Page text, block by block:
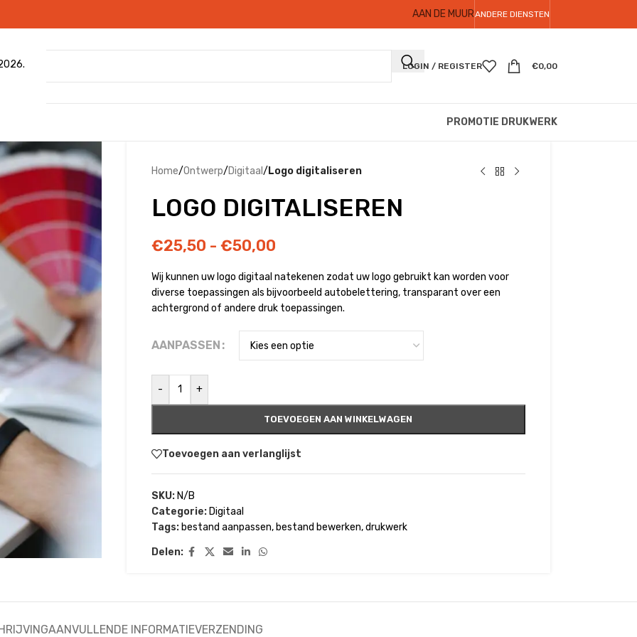
AAN DE MUURANDERE DIENSTEN
LOGIN / REGISTER €0,00
PROMOTIE DRUKWERK
Home/Ontwerp/Digitaal / Logo digitaliseren
LOGO DIGITALISEREN
€25,50 - €50,00
Wij kunnen uw logo digitaal natekenen zodat uw logo gebruikt kan worden voor
diverse toepassingen als bijvoorbeeld autobelettering, transparant over een
achtergrond of andere druk toepassingen.
AANPASSEN
- +
TOEVOEGEN AAN WINKELWAGEN
Toevoegen aan verlanglijst
SKU: N/B
Categorie: Digitaal
Tags: bestand aanpassen, bestand bewerken,drukwerk
Delen:
AANVULLENDE INFORMATIEVERZENDING